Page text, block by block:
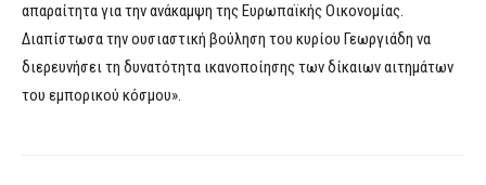
απαραίτητα για την ανάκαμψη της Ευρωπαϊκής Οικονομίας.
Διαπίστωσα την ουσιαστική βούληση του κυρίου Γεωργιάδη να
διερευνήσει τη δυνατότητα ικανοποίησης των δίκαιων αιτημάτων
του εμπορικού κόσμου».